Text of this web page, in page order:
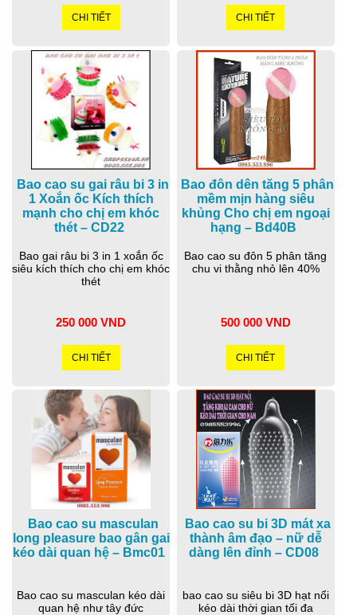
CHI TIẾT CHI TIẾT
Bao cao su gai râu bi 3 in
1 Xoắn ốc Kích thích
mạnh cho chị em khóc
thét – CD22
Bao gai râu bi 3 in 1 xoắn ốc
siêu kích thích cho chị em khóc
thét
250 000 VND
CHI TIẾT
Bao đôn dên tăng 5 phân
mềm mịn hàng siêu
khủng Cho chị em ngoại
hạng – Bd40B
Bao cao su đôn 5 phân tăng
chu vi thằng nhỏ lên 40%
500 000 VND
CHI TIẾT
Bao cao su masculan
long pleasure bao gân gai
kéo dài quan hệ – Bmc01
Bao cao su masculan kéo dài
quan hệ như tây đức
Bao cao su bi 3D mát xa
thành âm đạo – nữ dễ
dàng lên đỉnh – CD08
bao cao su siêu bi 3D hạt nổi
kéo dài thời gian tối đa